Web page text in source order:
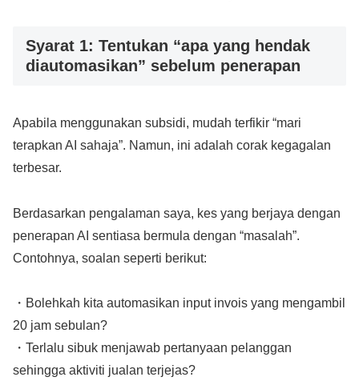
Syarat 1: Tentukan “apa yang hendak
diautomasikan” sebelum penerapan
Apabila menggunakan subsidi, mudah terfikir “mari
terapkan AI sahaja”. Namun, ini adalah corak kegagalan
terbesar.
Berdasarkan pengalaman saya, kes yang berjaya dengan
penerapan AI sentiasa bermula dengan “masalah”.
Contohnya, soalan seperti berikut:
・Bolehkah kita automasikan input invois yang mengambil
20 jam sebulan?
・Terlalu sibuk menjawab pertanyaan pelanggan
sehingga aktiviti jualan terjejas?